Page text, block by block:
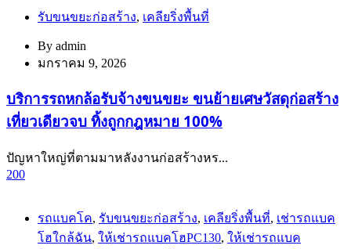
รับขนขยะก่อสร้าง, เคลียริ่งพื้นที่
By admin
มกราคม 9, 2026
บริการรถหกล้อรับจ้างขนขยะ ขนย้ายเศษวัสดุก่อสร้าง
เที่ยวเดียวจบ ทิ้งถูกกฎหมาย 100%
ปัญหาใหญ่ที่ตามมาหลังงานก่อสร้างหร...
200
รถแบคโค, รับขนขยะก่อสร้าง, เคลียริ่งพื้นที่, เช่ารถแบค
โฮใกล้ฉัน, ให้เช่ารถแบคโฮPC130, ให้เช่ารถแบค